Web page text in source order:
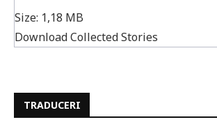
Size: 1,18 MB
Download Collected Stories
TRADUCERI